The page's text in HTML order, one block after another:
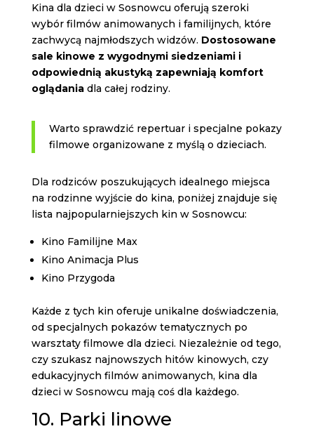
Kina dla dzieci w Sosnowcu oferują szeroki
wybór filmów animowanych i familijnych, które
zachwycą najmłodszych widzów. Dostosowane
sale kinowe z wygodnymi siedzeniami i
odpowiednią akustyką zapewniają komfort
oglądaniadla całej rodziny.
Warto sprawdzić repertuar i specjalne pokazy
filmowe organizowane z myślą o dzieciach.
Dla rodziców poszukujących idealnego miejsca
na rodzinne wyjście do kina, poniżej znajduje się
lista najpopularniejszych kin w Sosnowcu:
Kino Familijne Max
Kino Animacja Plus
Kino Przygoda
Każde z tych kin oferuje unikalne doświadczenia,
od specjalnych pokazów tematycznych po
warsztaty filmowe dla dzieci. Niezależnie od tego,
czy szukasz najnowszych hitów kinowych, czy
edukacyjnych filmów animowanych, kina dla
dzieci w Sosnowcu mają coś dla każdego.
10. Parki linowe